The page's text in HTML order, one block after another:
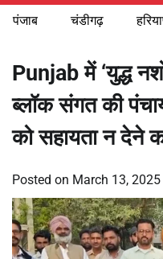
पंजाब चंडीगढ़
Punjab में ‘युद्ध
ब्लॉक संगत की
को सहायता न देने
Posted on March 13, 2025